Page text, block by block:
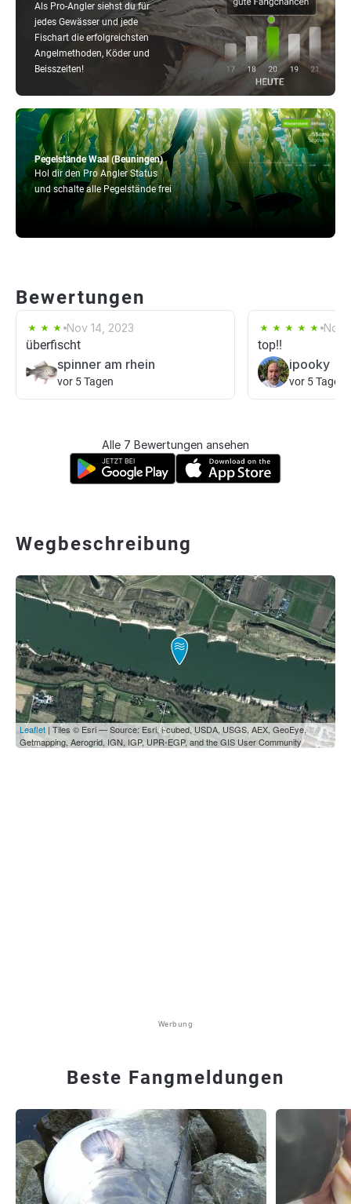
Pegelstände Waal (Beuningen)
Hol dir den Pro Angler Status
und schalte alle Pegelstände frei
Als Pro-Angler siehst du für
jedes Gewässer und jede
Fischart die erfolgreichsten
Angelmethoden, Köder und
Beisszeiten!
Bewertungen
Nov 14, 2023
überfischt
spinner am rhein
vor 5 Tagen
Nov
top!!
ipooky
vor 5 Tagen
Alle 7 Bewertungen ansehen
Wegbeschreibung
Leaflet | Tiles © Esri — Source: Esri, i-cubed, USDA, USGS, AEX, GeoEye,
Getmapping, Aerogrid, IGN, IGP, UPR-EGP, and the GIS User Community
Werbung
Beste Fangmeldungen